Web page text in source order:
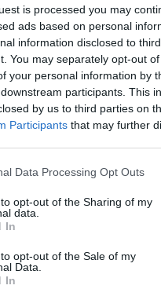
is processed you may
ads based on personal
information disclosed to
You may separately opt-out
your personal information by
downstream participants. This
by us to third parties on
Participants that may further
Data Processing Opt Outs
opt-out of the Sharing of my
data.
In
opt-out of the Sale of my
Data.
In
ανατολής. Η
της λαϊκής